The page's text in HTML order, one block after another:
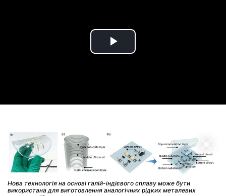
Play
Нова технологія на основі галій-індієвого сплаву може бути
використана для виготовлення аналогічних рідких металевих